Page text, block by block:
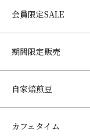
会員限定SALE
期間限定販売
自家焙煎豆
カフェタイム